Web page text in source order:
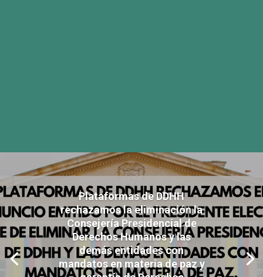
Plataformas de DDHH
rechazamos la eliminación la
Consejería Presidencial de
Derechos Humanos y las
demás entidades con
mandatos en materia de paz y